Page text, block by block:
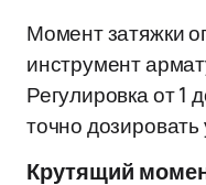
Момент затяжки
инструмент
Регулировка от 1
точно
Крутящий